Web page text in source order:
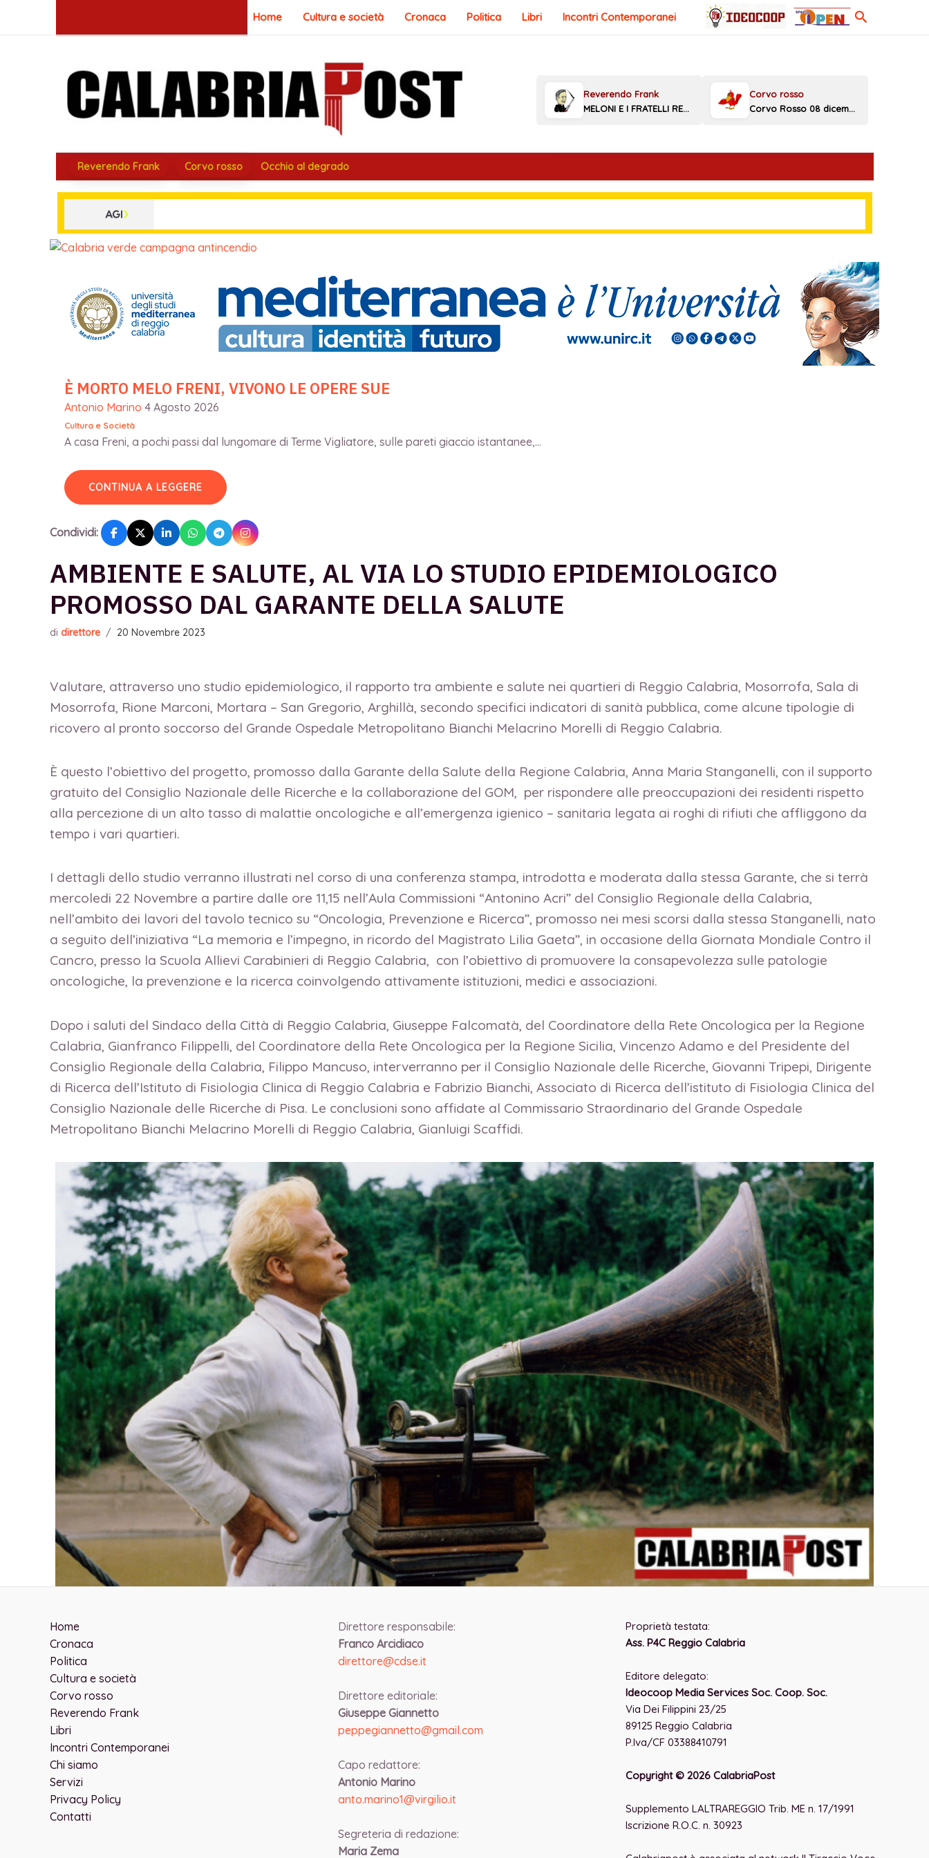
Home Cultura e società Cronaca Politica Libri Incontri Contemporanei Cerca
Reverendo Frank Corvo rosso Occhio al degrado
MELONI E I FRATELLI REGGINI Corvo Rosso 08 dicembre 2025
È MORTO MELO FRENI, VIVONO LE OPERE SUE
Antonio Marino 4 Agosto 2026
Cultura e Società
A casa Freni, a pochi passi dal lungomare di Terme Vigliatore, sulle pareti giaccio istantanee,...
CONTINUA A LEGGERE
Condividi:
AMBIENTE E SALUTE, AL VIA LO STUDIO EPIDEMIOLOGICO
PROMOSSO DAL GARANTE DELLA SALUTE
di direttore / 20 Novembre 2023
Valutare, attraverso uno studio epidemiologico, il rapporto tra ambiente e salute nei quartieri di Reggio Calabria, Mosorrofa, Sala di
Mosorrofa, Rione Marconi, Mortara – San Gregorio, Arghillà, secondo specifici indicatori di sanità pubblica, come alcune tipologie di
ricovero al pronto soccorso del Grande Ospedale Metropolitano Bianchi Melacrino Morelli di Reggio Calabria.
È questo l’obiettivo del progetto, promosso dalla Garante della Salute della Regione Calabria, Anna Maria Stanganelli, con il supporto
gratuito del Consiglio Nazionale delle Ricerche e la collaborazione del GOM, per rispondere alle preoccupazioni dei residenti rispetto
alla percezione di un alto tasso di malattie oncologiche e all’emergenza igienico – sanitaria legata ai roghi di rifiuti che affliggono da
tempo i vari quartieri.
I dettagli dello studio verranno illustrati nel corso di una conferenza stampa, introdotta e moderata dalla stessa Garante, che si terrà
mercoledi 22 Novembre a partire dalle ore 11,15 nell’Aula Commissioni “Antonino Acri” del Consiglio Regionale della Calabria,
nell’ambito dei lavori del tavolo tecnico su “Oncologia, Prevenzione e Ricerca”, promosso nei mesi scorsi dalla stessa Stanganelli, nato
a seguito dell’iniziativa “La memoria e l’impegno, in ricordo del Magistrato Lilia Gaeta”, in occasione della Giornata Mondiale Contro il
Cancro, presso la Scuola Allievi Carabinieri di Reggio Calabria, con l’obiettivo di promuovere la consapevolezza sulle patologie
oncologiche, la prevenzione e la ricerca coinvolgendo attivamente istituzioni, medici e associazioni.
Dopo i saluti del Sindaco della Città di Reggio Calabria, Giuseppe Falcomatà, del Coordinatore della Rete Oncologica per la Regione
Calabria, Gianfranco Filippelli, del Coordinatore della Rete Oncologica per la Regione Sicilia, Vincenzo Adamo e del Presidente del
Consiglio Regionale della Calabria, Filippo Mancuso, interverranno per il Consiglio Nazionale delle Ricerche, Giovanni Tripepi, Dirigente
di Ricerca dell’Istituto di Fisiologia Clinica di Reggio Calabria e Fabrizio Bianchi, Associato di Ricerca dell’istituto di Fisiologia Clinica del
Consiglio Nazionale delle Ricerche di Pisa. Le conclusioni sono affidate al Commissario Straordinario del Grande Ospedale
Metropolitano Bianchi Melacrino Morelli di Reggio Calabria, Gianluigi Scaffidi.
Home
Cronaca
Politica
Cultura e società
Corvo rosso
Reverendo Frank
Libri
Incontri Contemporanei
Chi siamo
Servizi
Privacy Policy
Contatti
Direttore responsabile:
Franco Arcidiaco
direttore@cdse.it
Direttore editoriale:
Giuseppe Giannetto
peppegiannetto@gmail.com
Capo redattore:
Antonio Marino
anto.marino1@virgilio.it
Segreteria di redazione:
Maria Zema
Proprietà testata:
Ass. P4C Reggio Calabria
Editore delegato:
Ideocoop Media Services Soc. Coop. Soc.
Via Dei Filippini 23/25
89125 Reggio Calabria
P.Iva/CF 03388410791
Copyright © 2026 CalabriaPost
Supplemento LALTRAREGGIO Trib. ME n. 17/1991
Iscrizione R.O.C. n. 30923